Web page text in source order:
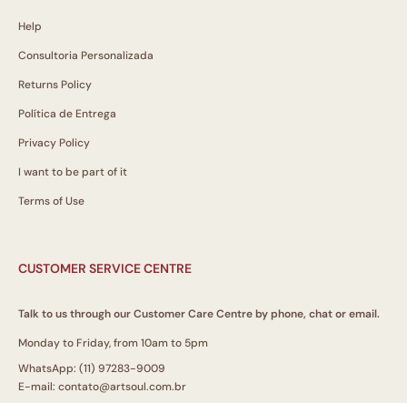
Help
Consultoria Personalizada
Returns Policy
Política de Entrega
Privacy Policy
I want to be part of it
Terms of Use
CUSTOMER SERVICE CENTRE
Talk to us through our Customer Care Centre by phone, chat or email.
Monday to Friday, from 10am to 5pm
WhatsApp: (11) 97283-9009
E-mail: contato@artsoul.com.br